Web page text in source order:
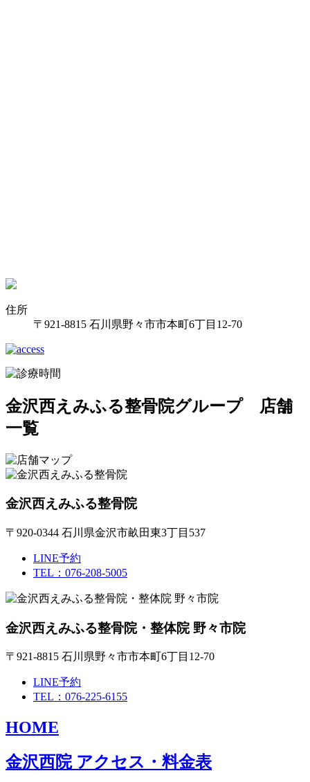
住所
〒921-8815 石川県野々市市本町6丁目12-70
金沢西えみふる整骨院グループ 店舗
一覧
金沢西えみふる整骨院
〒920-0344 石川県金沢市畝田東3丁目537
LINE予約
TEL：076-208-5005
金沢西えみふる整骨院・整体院 野々市院
〒921-8815 石川県野々市市本町6丁目12-70
LINE予約
TEL：076-225-6155
HOME
金沢西院 アクセス・料金表